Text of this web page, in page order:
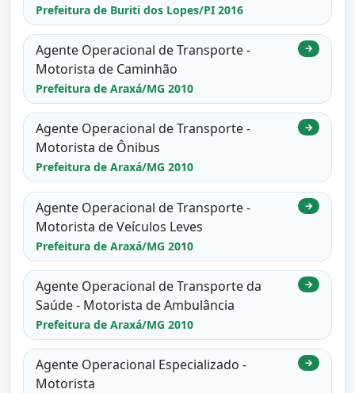
Prefeitura de Buriti dos Lopes/PI 2016
Agente Operacional de Transporte -
Motorista de Caminhão
Prefeitura de Araxá/MG 2010
→
Agente Operacional de Transporte -
Motorista de Ônibus
Prefeitura de Araxá/MG 2010
→
Agente Operacional de Transporte -
Motorista de Veículos Leves
Prefeitura de Araxá/MG 2010
→
Agente Operacional de Transporte da
Saúde - Motorista de Ambulância
Prefeitura de Araxá/MG 2010
→
Agente Operacional Especializado -
Motorista
→